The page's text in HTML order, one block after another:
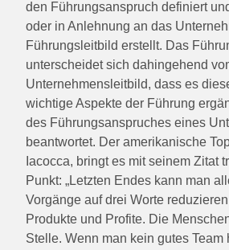
den Führungsanspruch definiert
oder in Anlehnung an das
Führungsleitbild erstellt. Das
unterscheidet sich dahingehend
Unternehmensleitbild, dass es
wichtige Aspekte der Führung
des Führungsanspruches eines
beantwortet. Der amerikanische
Iacocca, bringt es mit seinem Zitat
Punkt: „Letzten Endes kann man
Vorgänge auf drei Worte
Produkte und Profite. Die
Stelle. Wenn man kein gutes Team